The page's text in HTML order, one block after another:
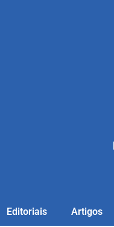
Editoriais Artigos